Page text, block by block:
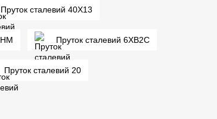
Пруток сталевий 40Х13
Пруток сталевий 6ХВ2С
Пруток сталевий 20